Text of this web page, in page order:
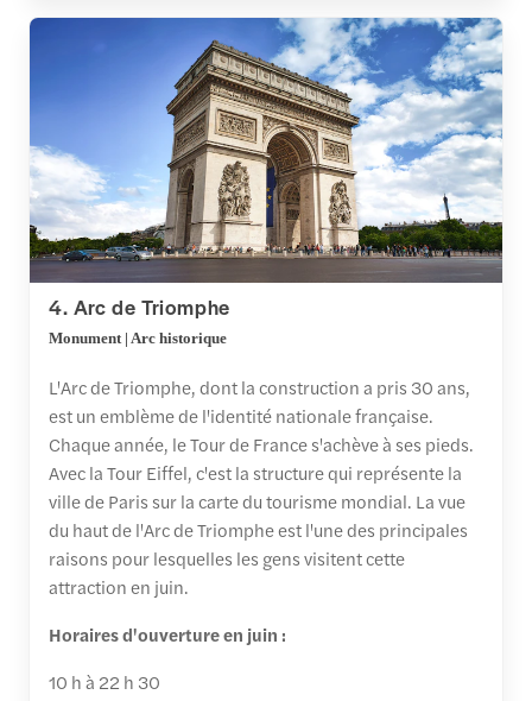
4. Arc de Triomphe
Monument | Arc historique
L'Arc de Triomphe, dont la construction a pris 30 ans,
est un emblème de l'identité nationale française.
Chaque année, le Tour de France s'achève à ses pieds.
Avec la Tour Eiffel, c'est la structure qui représente la
ville de Paris sur la carte du tourisme mondial. La vue
du haut de l'Arc de Triomphe est l'une des principales
raisons pour lesquelles les gens visitent cette
attraction en juin.
Horaires d'ouverture en juin :
10 h à 22 h 30